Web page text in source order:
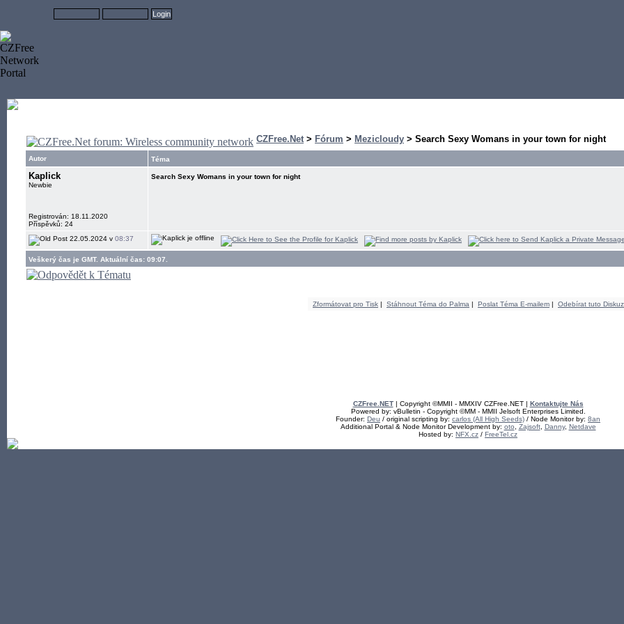
CZFree.Net > Fórum > Mezicloudy > Search Sexy Womans in your town for night
Autor Téma
Kaplick
Newbie
Registrován: 18.11.2020
Příspěvků: 24
Search Sexy Womans in your town for night
22.05.2024 v 08:37
Veškerý čas je GMT. Aktuální čas: 09:07.
Zformátovat pro Tisk | Stáhnout Téma do Palma | Poslat Téma E-mailem | Odebírat tuto
CZFree.NET| Copyright ©MMII - MMXIV CZFree.NET | Kontaktujte Nás
Powered by: vBulletin - Copyright ©MM - MMII Jelsoft Enterprises Limited.
Founder: Deu / original scripting by: carlos (All High Seeds) / Node Monitor by: 8an
Additional Portal & Node Monitor Development by: oto Zajsoft, Danny, Netdave
Hosted by: NFX.cz / FreeTel.cz